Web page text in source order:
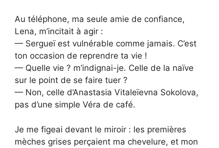
Au téléphone, ma seule amie de confiance,
Lena, m’incitait à agir :
— Sergueï est vulnérable comme jamais. C’est
ton occasion de reprendre ta vie !
— Quelle vie ? m’indignai-je. Celle de la naïve
sur le point de se faire tuer ?
— Non, celle d’Anastasia Vitaleïevna Sokolova,
pas d’une simple Véra de café.
Je me figeai devant le miroir : les premières
mèches grises perçaient ma chevelure, et mon